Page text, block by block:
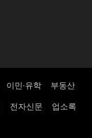
이민·유학 부동산
전자신문 업소록